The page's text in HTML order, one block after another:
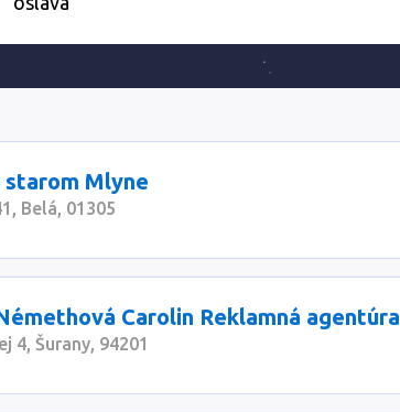
starom Mlyne
Belá, 01305
Carolin Reklamná agentúra
4, Šurany, 94201